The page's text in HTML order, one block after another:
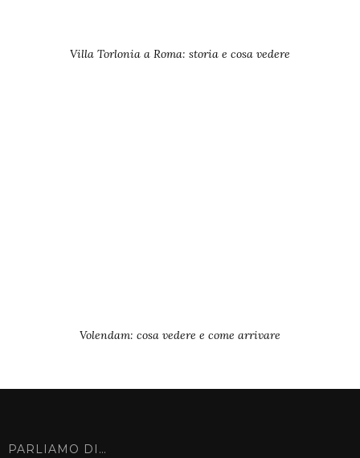
Villa Torlonia a Roma: storia e cosa vedere
Volendam: cosa vedere e come arrivare
PARLIAMO DI…